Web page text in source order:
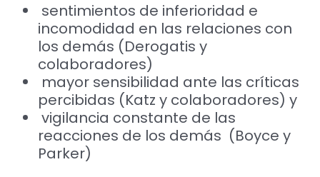
sentimientos de inferioridad e
incomodidad en las relaciones con
los demás (Derogatis y
colaboradores)
mayor sensibilidad ante las críticas
percibidas (Katz y colaboradores) y
vigilancia constante de las
reacciones de los demás (Boyce y
Parker)